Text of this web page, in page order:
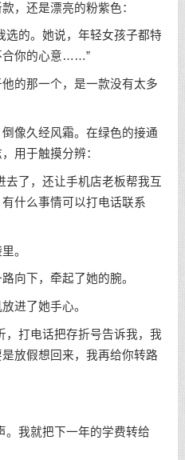
，还是漂亮的粉紫色：
选的。她说，年轻女孩子都特
合你的心意……”
的那一个，是一款没有太多
像久经风霜。在绿色的接通
用于触摸分辨：
去了，还让手机店老板帮我互
什么事情可以打电话联系
。
向下，牵起了她的腕。
进了她手心。
，打电话把存折号告诉我，我
放假想回来，我再给你转路
。我就把下一年的学费转给